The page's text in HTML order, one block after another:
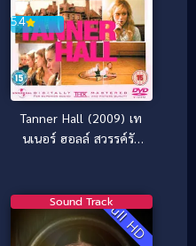
5.4
Tanner Hall (2009) เท
นเนอร์ ฮอลล์ สวรรค์รัก
Full HD
Sound Track